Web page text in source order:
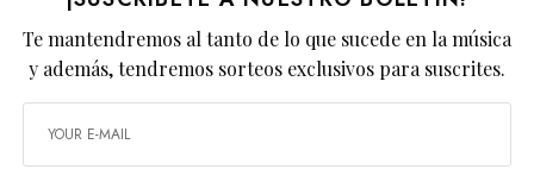
Te mantendremos al tanto de lo que sucede en la música
y además, tendremos sorteos exclusivos para suscrites.